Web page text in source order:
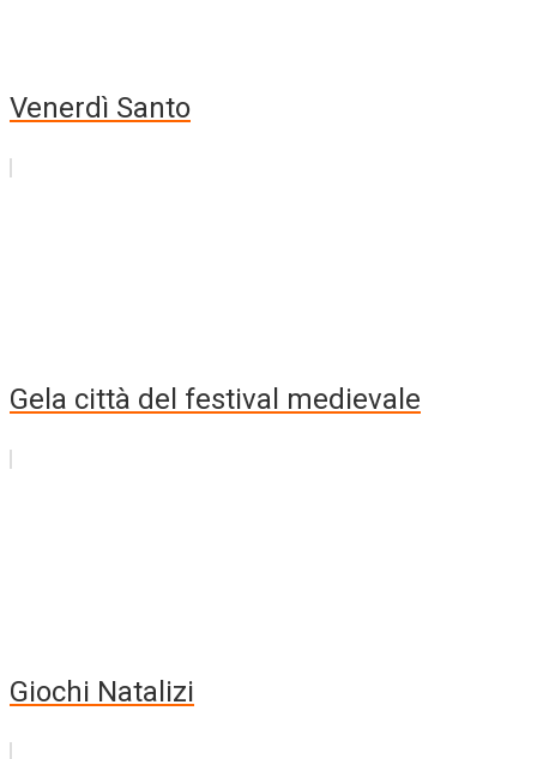
Venerdì Santo
Gela città del festival medievale
Giochi Natalizi